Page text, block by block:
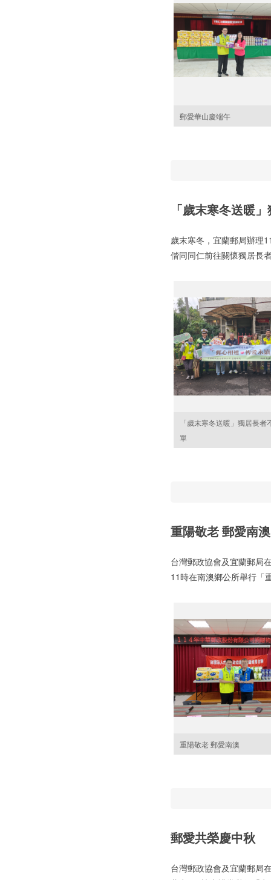
郵愛華山慶端午
「歲末寒冬送暖
歲末寒冬，宜蘭郵局辦理
偕同同仁前往關懷獨居長
「歲末寒冬送暖」獨居長者
單
重陽敬老 郵愛南澳
台灣郵政協會及宜蘭郵局
11時在南澳鄉公所舉行「
重陽敬老 郵愛南澳
郵愛共榮慶中秋
台灣郵政協會及宜蘭郵局